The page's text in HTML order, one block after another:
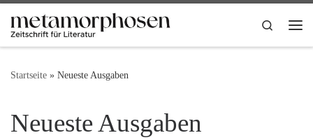
Zum Inhalt springen
Search
Startseite » Neueste Ausgaben
Neueste Ausgaben